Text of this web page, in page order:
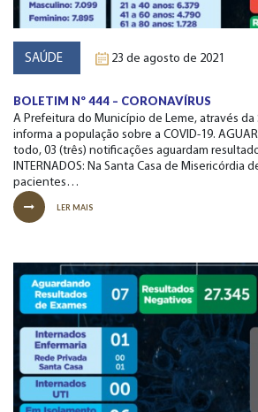
SAÚDE 23 de agosto de 2021
BOLETIM Nº 444 – CORONAVÍRUS
A Prefeitura do Município de Leme, através da
informa a população sobre a COVID-19.
todo, 03 (três) notificações aguardam
INTERNADOS: Na Santa Casa de Misericórdia
pacientes…
LER MAIS